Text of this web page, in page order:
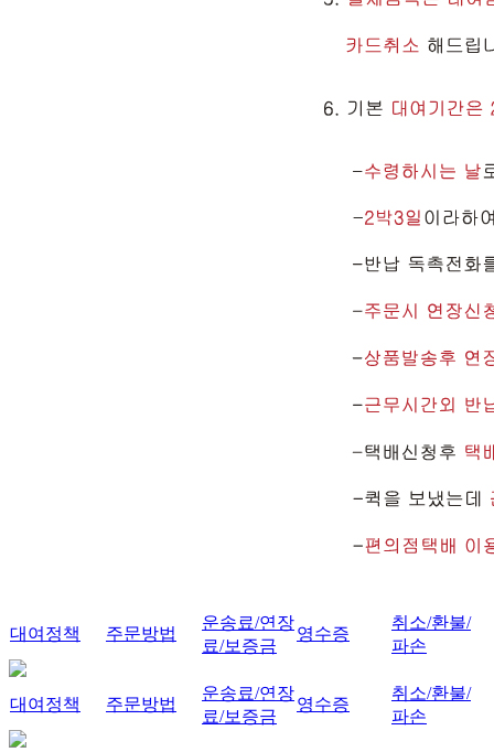
대여정책 주문방법
운송료/연장
료/보증금
영수증
취소/환불/
파손
대여정책 주문방법
운송료/연장
료/보증금
영수증
취소/환불/
파손